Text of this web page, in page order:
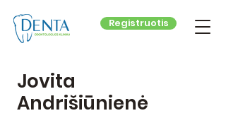
Registruotis
Jovita
Andrišiūnienė